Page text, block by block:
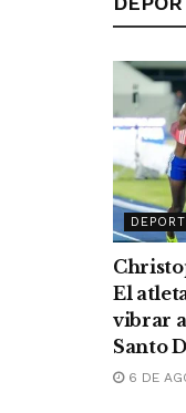
El
vibrar
Santo
6 DE